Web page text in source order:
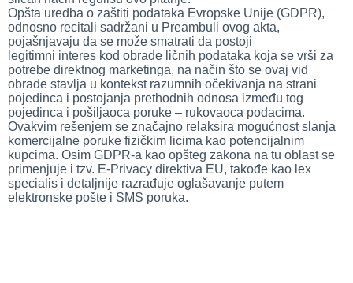
Opšta uredba o zaštiti podataka Evropske Unije (GDPR),
odnosno recitali sadržani u Preambuli ovog akta,
pojašnjavaju da se može smatrati da postoji
legitimni interes kod obrade ličnih podataka koja se vrši za
potrebe direktnog marketinga, na način što se ovaj vid
obrade stavlja u kontekst razumnih očekivanja na strani
pojedinca i postojanja prethodnih odnosa između tog
pojedinca i pošiljaoca poruke – rukovaoca podacima.
Ovakvim rešenjem se značajno relaksira mogućnost slanja
komercijalne poruke fizičkim licima kao potencijalnim
kupcima. Osim GDPR-a kao opšteg zakona na tu oblast se
primenjuje i tzv. E-Privacy direktiva EU, takođe kao lex
specialis i detaljnije razrađuje oglašavanje putem
elektronske pošte i SMS poruka.